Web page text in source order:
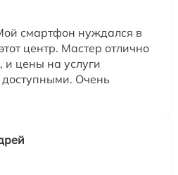
смартфон нуждался в
центр. Мастер отлично
и цены на услуги
доступными. Очень